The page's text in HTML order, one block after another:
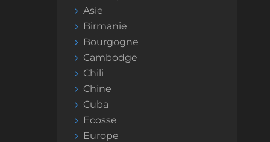
Asie
Birmanie
Bourgogne
Cambodge
Chili
Chine
Cuba
Ecosse
Europe